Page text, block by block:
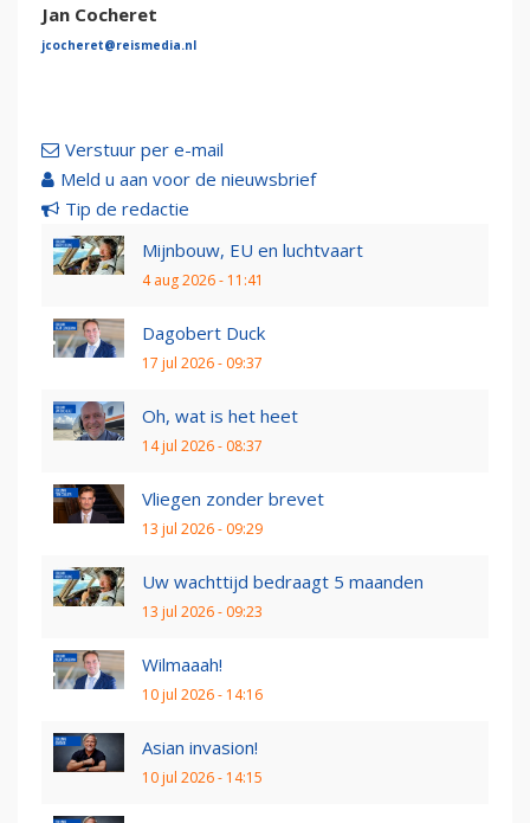
Jan Cocheret
jcocheret@reismedia.nl
Verstuur per e-mail
Meld u aan voor de nieuwsbrief
Tip de redactie
Mijnbouw, EU en luchtvaart
4 aug 2026 - 11:41
Dagobert Duck
17 jul 2026 - 09:37
Oh, wat is het heet
14 jul 2026 - 08:37
Vliegen zonder brevet
13 jul 2026 - 09:29
Uw wachttijd bedraagt 5 maanden
13 jul 2026 - 09:23
Wilmaaah!
10 jul 2026 - 14:16
Asian invasion!
10 jul 2026 - 14:15